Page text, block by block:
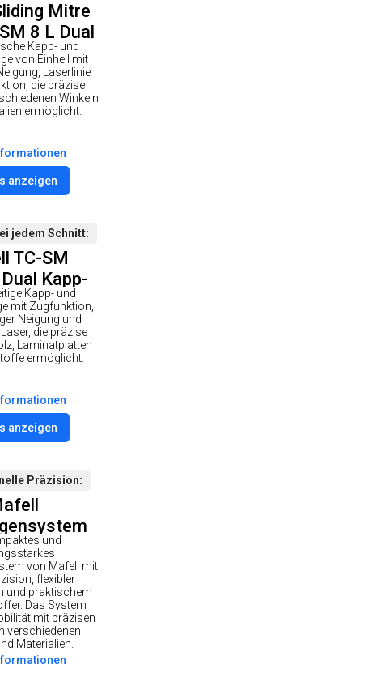
Mitre
8 L Dual
Kapp- und
von Einhell mit
Laserlinie
die präzise
Winkeln
ermöglicht.
anzeigen
jedem Schnitt
TC-SM
Kapp-
Ø250 mm
2100W
Kapp- und
mit Zugfunktion,
Neigung und
die präzise
Laminatplatten
ermöglicht.
anzeigen
Präzision
cc im
und
von Mafell mit
flexibler
und praktischem
Das System
mit präzisen
verschiedenen
Materialien.